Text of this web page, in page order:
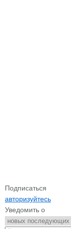
Подписаться
авторизуйтесь
Уведомить о